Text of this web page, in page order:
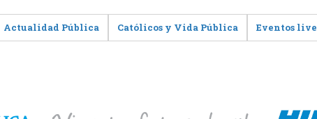
Actualidad Pública Católicos y Vida Pública Eventos live